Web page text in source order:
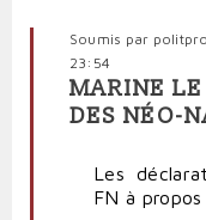
Soumis par politpro
23:54
MARINE
DES NÉO-
Les
FN à